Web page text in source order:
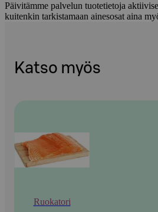
Päivitämme palvelun tuotetietoja
kuitenkin tarkistamaan ainesosat aina
Katso myös
Ruokatori